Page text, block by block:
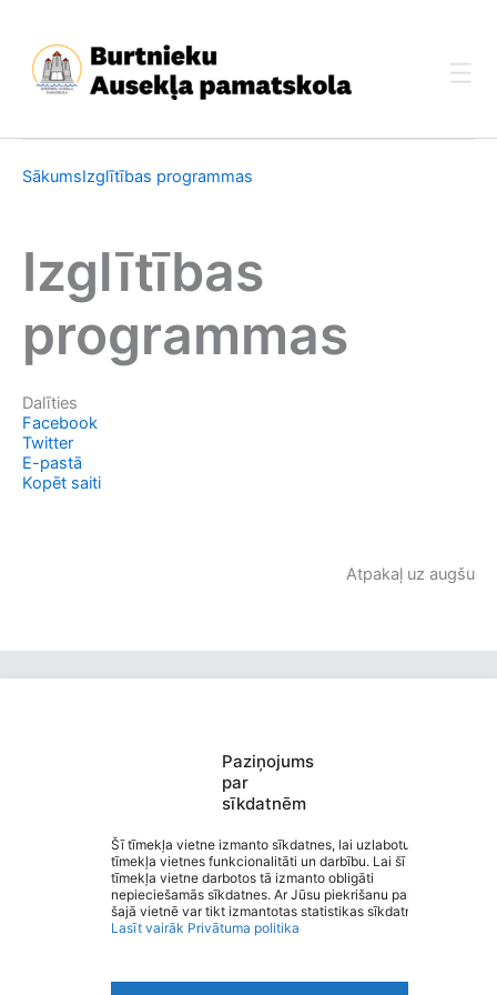
Paziņojums
par
sīkdatnēm
Šī tīmekļa vietne izmanto sīkdatnes, lai uzlabotu
tīmekļa vietnes funkcionalitāti un darbību. Lai šī
tīmekļa vietne darbotos tā izmanto obligāti
nepieciešamās sīkdatnes. Ar Jūsu piekrišanu papildus
šajā vietnē var tikt izmantotas statistikas sīkdatnes.
Lasīt vairāk Privātuma politika
content
SākumsIzglītības programmas
Izglītības
programmas
Dalīties
Facebook
Twitter
E-pastā
Kopēt saiti
Atpakaļ uz augšu
Burtnieku Ausekļa pamatskola